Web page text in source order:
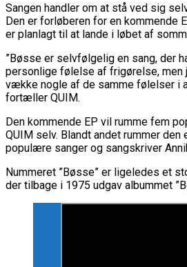
Sangen handler om at stå ved sig
Den er forløberen for en kommende
er planlagt til at lande i løbet af
”Bøsse er selvfølgelig en sang, der
personlige følelse af frigørelse, men
vække nogle af de samme følelser i
fortæller QUIM.
Den kommende EP vil rumme fem
QUIM selv. Blandt andet rummer den
populære sanger og sangskriver
Nummeret ”Bøsse” er ligeledes et
der tilbage i 1975 udgav albummet